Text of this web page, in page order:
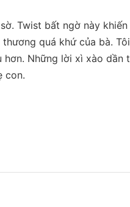
Twist bất ngờ này
thương quá khứ của bà.
hơn. Những lời xì xào
con.